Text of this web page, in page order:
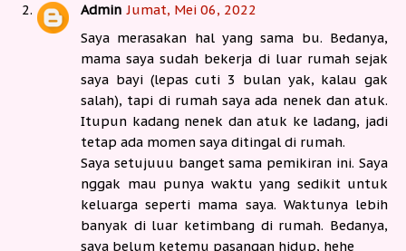
Admin Jumat, Mei 06, 2022
Saya merasakan hal yang sama bu. Bedanya,
mama saya sudah bekerja di luar rumah sejak
saya bayi (lepas cuti 3 bulan yak, kalau gak
salah), tapi di rumah saya ada nenek dan atuk.
Itupun kadang nenek dan atuk ke ladang, jadi
tetap ada momen saya ditingal di rumah.
Saya setujuuu banget sama pemikiran ini. Saya
nggak mau punya waktu yang sedikit untuk
keluarga seperti mama saya. Waktunya lebih
banyak di luar ketimbang di rumah. Bedanya,
saya belum ketemu pasangan hidup, hehe